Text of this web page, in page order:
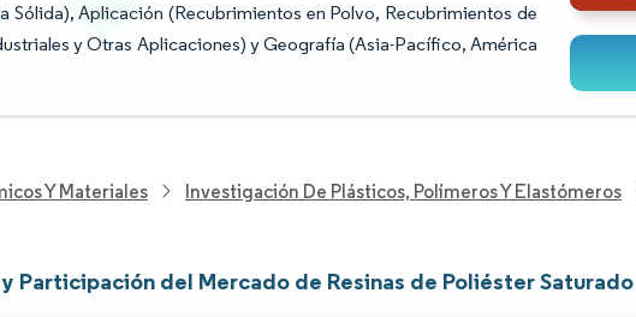
Sólida), Aplicación (Recubrimientos en Polvo, Recubrimientos de
y Otras Aplicaciones) y Geografía (Asia-Pacífico, América
Y Materiales Investigación De Plásticos, Polímeros Y Elastómeros
y Participación del Mercado de Resinas de Poliéster Saturado